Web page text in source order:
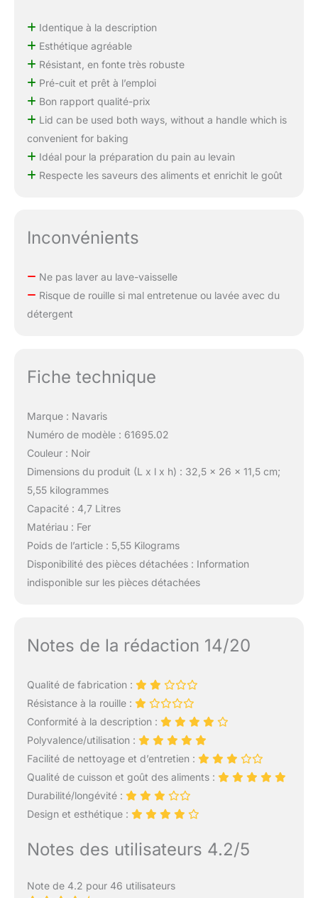
Identique à la description
Esthétique agréable
Résistant, en fonte très robuste
Pré-cuit et prêt à l’emploi
Bon rapport qualité-prix
Lid can be used both ways, without a handle which is
convenient for baking
Idéal pour la préparation du pain au levain
Respecte les saveurs des aliments et enrichit le goût
Inconvénients
Ne pas laver au lave-vaisselle
Risque de rouille si mal entretenue ou lavée avec du
détergent
Fiche technique
Marque : Navaris
Numéro de modèle : 61695.02
Couleur : Noir
Dimensions du produit (L x l x h) : 32,5 x 26 x 11,5 cm;
5,55 kilogrammes
Capacité : 4,7 Litres
Matériau : Fer
Poids de l’article : 5,55 Kilograms
Disponibilité des pièces détachées : Information
indisponible sur les pièces détachées
Notes de la rédaction 14/20
Qualité de fabrication :
Résistance à la rouille :
Conformité à la description :
Polyvalence/utilisation :
Facilité de nettoyage et d’entretien :
Qualité de cuisson et goût des aliments :
Durabilité/longévité :
Design et esthétique :
Notes des utilisateurs 4.2/5
Note de 4.2 pour 46 utilisateurs